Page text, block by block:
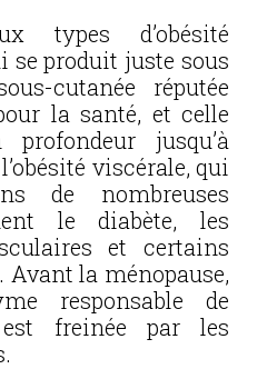
types d’obésité
se produit juste sous
cutanée réputée
la santé, et celle
jusqu’à
viscérale, qui
de nombreuses
le diabète, les
et certains
Avant la ménopause,
responsable de
est freinée par les